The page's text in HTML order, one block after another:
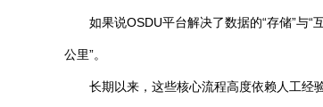
如果说OSDU平台解决了数据的“存储”与
公里”。
长期以来，这些核心流程高度依赖人工经